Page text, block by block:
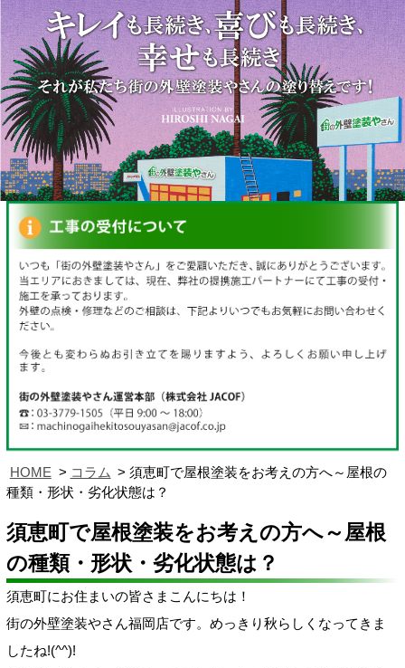
HOME コラム
須恵町で屋根塗装をお考えの方へ～屋根の
種類・形状・劣化状態は？
須恵町で屋根塗装をお考えの方へ～屋根
の種類・形状・劣化状態は？
須恵町にお住まいの皆さまこんにちは！
街の外壁塗装やさん福岡店です。めっきり秋らしくなってきま
したね!(^^)!